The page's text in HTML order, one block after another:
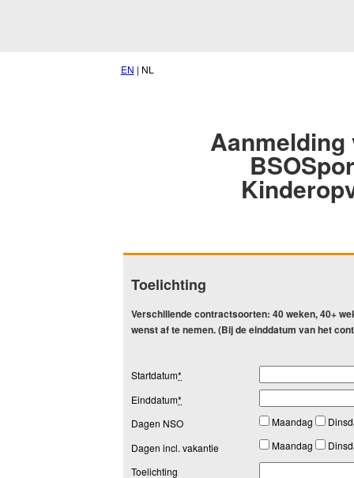
EN | NL
Aanmelding
Toelichting
Verschillende contractsoorten: 40 weken, 40+
wenst af te nemen. (Bij de einddatum van het
Startdatum*
Einddatum*
Dagen NSO
Maandag
Dagen incl. vakantie
Maandag
Toelichting